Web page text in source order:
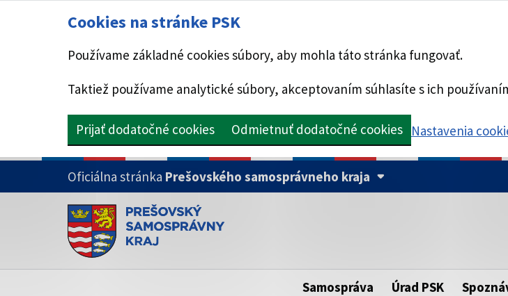
Cookies na stránke PSK
Používame základné cookies súbory, aby mohla táto stránka fungovať.
Taktiež používame analytické súbory, akceptovaním súhlasíte s ich
Prijať dodatočné cookies Odmietnuť dodatočné cookies Nastavenia
PRESKOČIŤ NA HLAVNÝ OBSAH
Oficiálna stránka Prešovského samosprávneho kraja
Doména psk.sk je oficiálna
Toto je oficiálna webová stránka Prešovského samosprávneho kraja.
Samospráva Úrad PSK